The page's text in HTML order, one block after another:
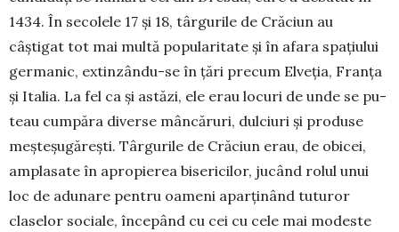
1434. În secolele 17 și 18, târgurile de Crăciun au
câștigat tot mai multă popularitate și în afara spațiului
germanic, extin­zându-se în țări precum Elveția, Franța
și Italia. La fel ca și astăzi, ele erau locuri de unde se pu­
teau cumpăra diverse mâncăruri, dulciuri și pro­duse
meșteșugărești. Târgurile de Crăciun erau, de obicei,
amplasate în apropierea bisericilor, jucând rolul unui
loc de adunare pentru oameni aparținând tuturor
claselor sociale, începând cu cei cu cele mai modeste